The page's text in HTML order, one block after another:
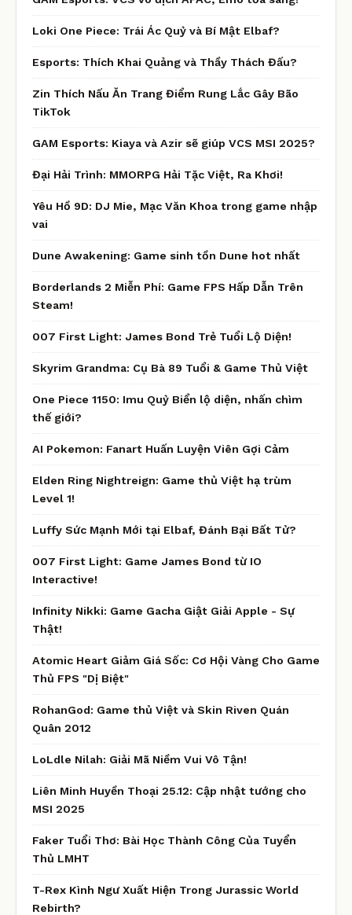
Loki One Piece: Trái Ác Quỷ và Bí Mật Elbaf?
Esports: Thích Khai Quảng và Thầy Thách Đấu?
Zin Thích Nấu Ăn Trang Điểm Rung Lắc Gây Bão
TikTok
GAM Esports: Kiaya và Azir sẽ giúp VCS MSI 2025?
Đại Hải Trình: MMORPG Hải Tặc Việt, Ra Khơi!
Yêu Hồ 9D: DJ Mie, Mạc Văn Khoa trong game nhập
vai
Dune Awakening: Game sinh tồn Dune hot nhất
Borderlands 2 Miễn Phí: Game FPS Hấp Dẫn Trên
Steam!
007 First Light: James Bond Trẻ Tuổi Lộ Diện!
Skyrim Grandma: Cụ Bà 89 Tuổi & Game Thủ Việt
One Piece 1150: Imu Quỷ Biển lộ diện, nhấn chìm
thế giới?
AI Pokemon: Fanart Huấn Luyện Viên Gợi Cảm
Elden Ring Nightreign: Game thủ Việt hạ trùm
Level 1!
Luffy Sức Mạnh Mới tại Elbaf, Đánh Bại Bất Tử?
007 First Light: Game James Bond từ IO
Interactive!
Infinity Nikki: Game Gacha Giật Giải Apple - Sự
Thật!
Atomic Heart Giảm Giá Sốc: Cơ Hội Vàng Cho Game
Thủ FPS "Dị Biệt"
RohanGod: Game thủ Việt và Skin Riven Quán
Quân 2012
LoLdle Nilah: Giải Mã Niềm Vui Vô Tận!
Liên Minh Huyền Thoại 25.12: Cập nhật tướng cho
MSI 2025
Faker Tuổi Thơ: Bài Học Thành Công Của Tuyển
Thủ LMHT
T-Rex Kình Ngư Xuất Hiện Trong Jurassic World
Rebirth?